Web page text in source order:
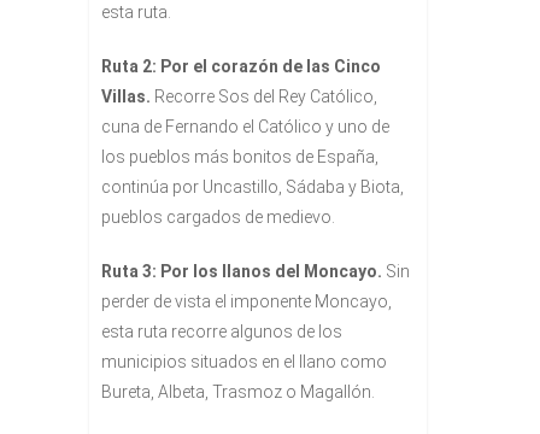
esta ruta.
Ruta 2: Por el corazón de las Cinco
Villas. Recorre Sos del Rey Católico,
cuna de Fernando el Católico y uno de
los pueblos más bonitos de España,
continúa por Uncastillo, Sádaba y Biota,
pueblos cargados de medievo.
Ruta 3: Por los llanos del Moncayo. Sin
perder de vista el imponente Moncayo,
esta ruta recorre algunos de los
municipios situados en el llano como
Bureta, Albeta, Trasmoz o Magallón.